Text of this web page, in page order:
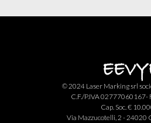
© 2024 Laser Marking srl
C.F./P.IVA 02777060167-
Cap. Soc. €
Via Mazzucotelli, 2 - 24020